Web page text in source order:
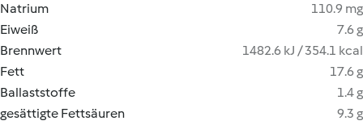
Natrium
110.9 mg
Eiweiß
7.6 g
Brennwert
1482.6 kJ / 354.1 kcal
Fett
17.6 g
Ballaststoffe
1.4 g
gesättigte Fettsäuren
9.3 g